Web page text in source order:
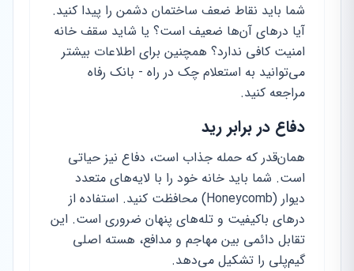
شما باید نقاط ضعف ساختمان دشمن را پیدا کنید.
آیا درهای آن‌ها ضعیف است؟ یا شاید سقف خانه
امنیت کافی ندارد؟ همچنین برای اطلاعات بیشتر
می‌توانید به استعلام چک در راه - بانک رفاه
مراجعه کنید.
دفاع در برابر رید
همان‌قدر که حمله جذاب است، دفاع نیز حیاتی
است. شما باید خانه خود را با لایه‌های متعدد
دیوار (Honeycomb) محافظت کنید. استفاده از
درهای باکیفیت و تله‌های پنهان ضروری است. این
تقابل دائمی بین مهاجم و مدافع، هسته اصلی
گیم‌پلی را تشکیل می‌دهد.